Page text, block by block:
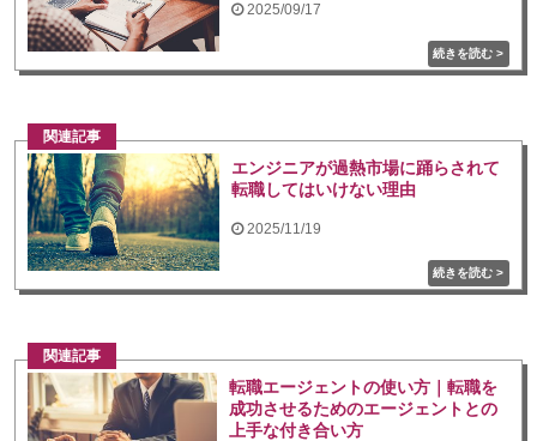
2025/09/17
関連記事
エンジニアが過熱市場に踊らされて
転職してはいけない理由
2025/11/19
関連記事
転職エージェントの使い方｜転職を
成功させるためのエージェントとの
上手な付き合い方